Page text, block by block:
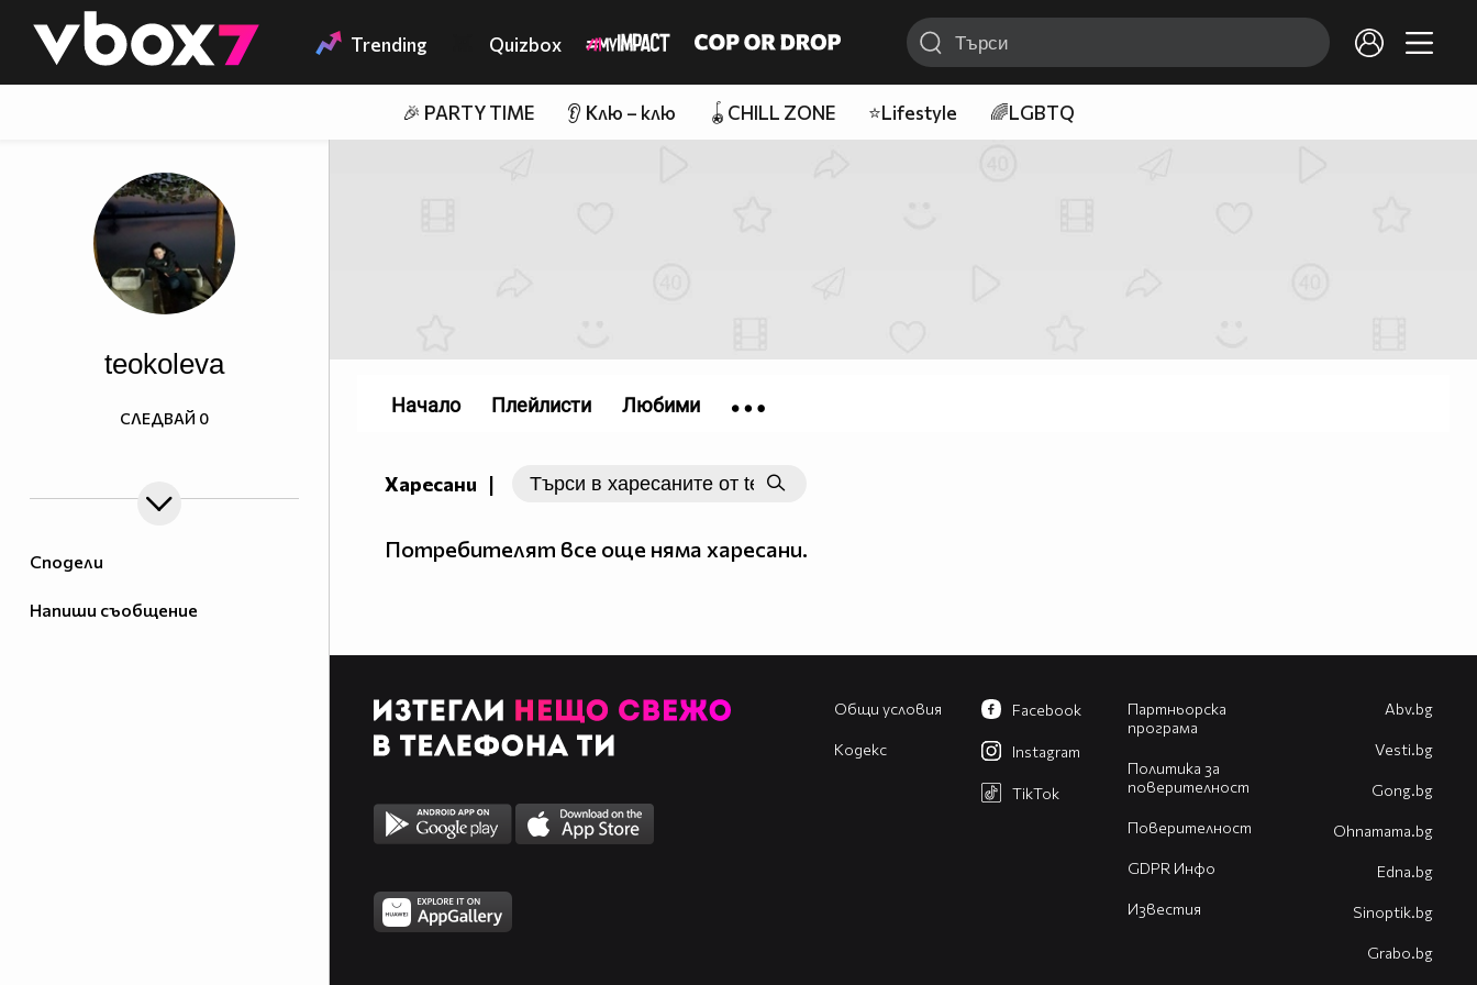
👾 Trending Quizbox
🎉 PARTY TIME 👂 Клю – клю 🪀CHILL ZONE ⭐Lifestyle 🌈LGBTQ
Сподели
Напиши съобщение
teokoleva
СЛЕДВАЙ 0
Харесани |
Потребителят все още няма харесани.
Начало Плейлисти Любими
Общи условия
Кодекс
Партньорска
програма
Политика за
поверителност
Поверителност
GDPR Инфо
Известия
Facebook
Instagram
TikTok
Abv.bg
Vesti.bg
Gong.bg
Оhnamama.bg
Edna.bg
Sinoptik.bg
Grabo.bg